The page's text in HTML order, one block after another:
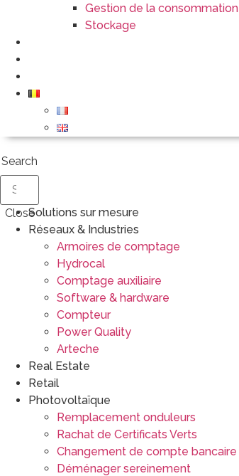
Gestion de la consommation
Stockage
Search
CloseSolutions sur mesure
Réseaux & Industries
Armoires de comptage
Hydrocal
Comptage auxiliaire
Software & hardware
Compteur
Power Quality
Arteche
Real Estate
Retail
Photovoltaïque
Remplacement onduleurs
Rachat de Certificats Verts
Changement de compte bancaire
Déménager sereinement